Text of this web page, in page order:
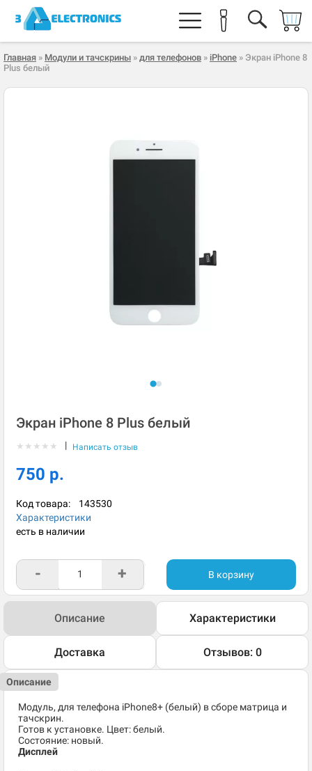
Главная » Модули и тачскрины » для телефонов » iPhone » Экран iPhone 8
Plus белый
Экран iPhone 8 Plus белый
★ ★ ★ ★ ★ | Написать отзыв
750 р.
Код товара: 143530
Характеристики
есть в наличии
- + В корзину
Описание Характеристики
Доставка Отзывов: 0
Описание
Модуль, для телефона iPhone8+ (белый) в сборе матрица и
тачскрин.
Готов к установке. Цвет: белый.
Состояние: новый.
Дисплей